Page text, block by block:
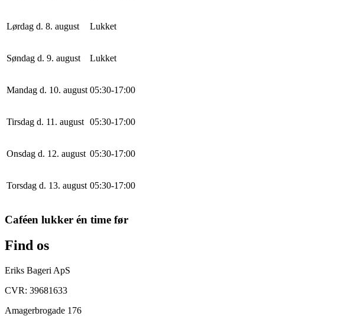
Lørdag d. 8. august Lukket
Søndag d. 9. august Lukket
Mandag d. 10. august 05:30-17:00
Tirsdag d. 11. august 05:30-17:00
Onsdag d. 12. august 05:30-17:00
Torsdag d. 13. august 05:30-17:00
Caféen lukker én time før
Find os
Eriks Bageri ApS
CVR: 39681633
Amagerbrogade 176